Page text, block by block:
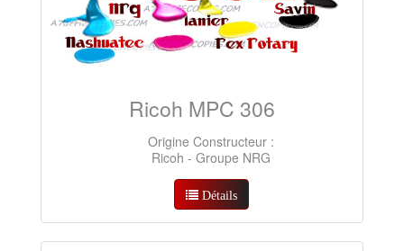
Ricoh MPC 306
Origine Constructeur :
Ricoh - Groupe NRG
Détails